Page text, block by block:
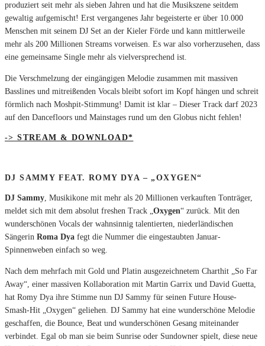
produziert seit mehr als sieben Jahren und hat die Musikszene seitdem
gewaltig aufgemischt! Erst vergangenes Jahr begeisterte er über 10.000
Menschen mit seinem DJ Set an der Kieler Förde und kann mittlerweile
mehr als 200 Millionen Streams vorweisen. Es war also vorherzusehen, dass
eine gemeinsame Single mehr als vielversprechend ist.
Die Verschmelzung der eingängigen Melodie zusammen mit massiven
Basslines und mitreißenden Vocals bleibt sofort im Kopf hängen und schreit
förmlich nach Moshpit-Stimmung! Damit ist klar – Dieser Track darf 2023
auf den Dancefloors und Mainstages rund um den Globus nicht fehlen!
-> STREAM & DOWNLOAD*
DJ SAMMY FEAT. ROMY DYA – „OXYGEN“
DJ Sammy, Musikikone mit mehr als 20 Millionen verkauften Tonträger,
meldet sich mit dem absolut freshen Track „Oxygen“ zurück. Mit den
wunderschönen Vocals der wahnsinnig talentierten, niederländischen
Sängerin Roma Dya fegt die Nummer die eingestaubten Januar-
Spinnenweben einfach so weg.
Nach dem mehrfach mit Gold und Platin ausgezeichnetem Charthit „So Far
Away“, einer massiven Kollaboration mit Martin Garrix und David Guetta,
hat Romy Dya ihre Stimme nun DJ Sammy für seinen Future House-
Smash-Hit „Oxygen“ geliehen. DJ Sammy hat eine wunderschöne Melodie
geschaffen, die Bounce, Beat und wunderschönen Gesang miteinander
verbindet. Egal ob man sie beim Sunrise oder Sundowner spielt, diese neue